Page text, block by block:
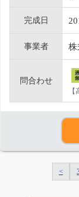
完成日
事業者
問合わせ
<